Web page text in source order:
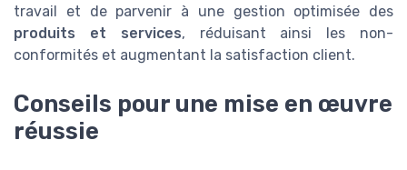
travail et de parvenir à une gestion optimisée des
produits et services, réduisant ainsi les non-
conformités et augmentant la satisfaction client.
Conseils pour une mise en œuvre
réussie